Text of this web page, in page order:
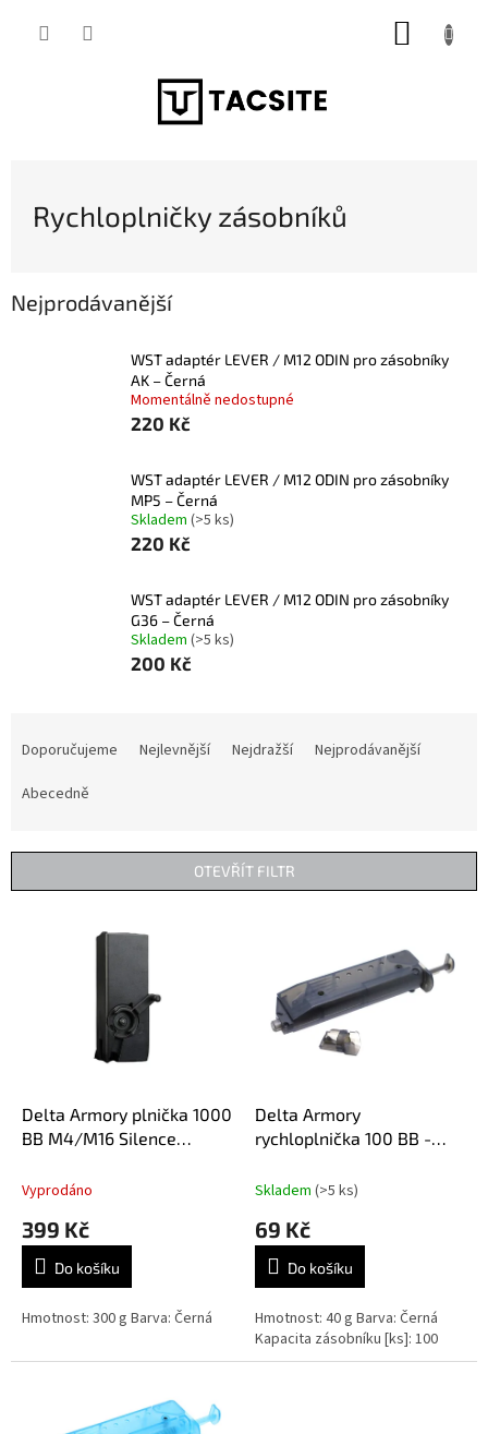
Rychloplničky zásobníků
Nejprodávanější
WST adaptér LEVER / M12 ODIN pro zásobníky
AK – Černá
Momentálně nedostupné
220 Kč
WST adaptér LEVER / M12 ODIN pro zásobníky
MP5 – Černá
Skladem (>5 ks)
220 Kč
WST adaptér LEVER / M12 ODIN pro zásobníky
G36 – Černá
Skladem (>5 ks)
200 Kč
r
Doporučujeme Nejlevnější Nejdražší
Nejprodávanější
Abecedně
OTEVŘÍT FILTR
Delta Armory plnička 1000
BB M4/M16 Silence
Vyprodáno
399 Kč
Do košíku
Hmotnost: 300 g Barva: Černá
Delta Armory
rychloplnička 100 BB -
Skladem (>5 ks)
69 Kč
Do košíku
Hmotnost: 40 g Barva: Černá
Kapacita zásobníku [ks]: 100